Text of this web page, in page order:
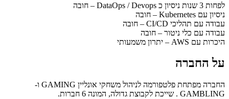
לפחות 3 שנות ניסיון כ DataOps / Devops – חובה
ניסיון עם Kubernetes – חובה
עבודה עם תהליכי CI/CD – חובה
עבודה עם כלי ניטור – חובה
היכרות עם AWS – יתרון משמעותי
על החברה
החברה מפתחת פלטפורמה לניהול משחקי אונליין GAMING ו-
GAMBLING . שייכת לקבוצת גדולה, המונה 6 חברות.